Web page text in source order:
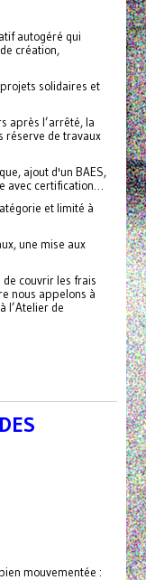
autogéré qui
création,
solidaires et
après l’arrêté, la
réserve de travaux
ajout d'un BAES,
avec certification…
et limité à
une mise aux
de couvrir les frais
nous appelons à
l’Atelier de
mouvementée :